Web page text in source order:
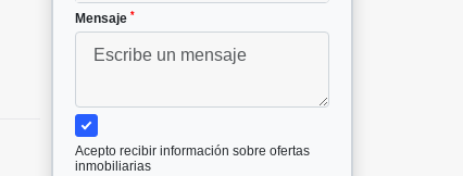
Mensaje *
Acepto recibir información sobre ofertas
inmobiliarias